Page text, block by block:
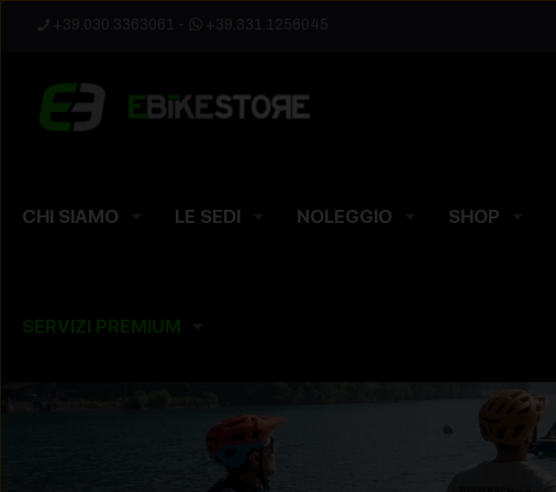
CHI SIAMO LE SEDI NOLEGGIO SHOP
SERVIZI PREMIUM